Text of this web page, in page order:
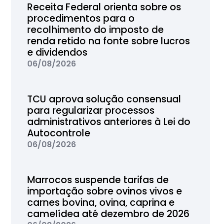
Receita Federal orienta sobre os
procedimentos para o
recolhimento do imposto de
renda retido na fonte sobre lucros
e dividendos
06/08/2026
TCU aprova solução consensual
para regularizar processos
administrativos anteriores à Lei do
Autocontrole
06/08/2026
Marrocos suspende tarifas de
importação sobre ovinos vivos e
carnes bovina, ovina, caprina e
camelídea até dezembro de 2026